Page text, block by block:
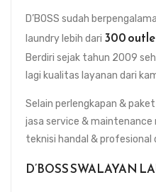
D’BOSS sudah
laundry lebih dari 300
Berdiri sejak tahun 2009
lagi kualitas layanan dari
Selain perlengkapan &
jasa service & maintenance
teknisi handal & profesional
D’BOSS SWALAYAN